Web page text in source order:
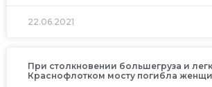
22.06.2021
При столкновении большегруза и
Краснофлотком мосту погибла